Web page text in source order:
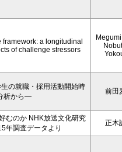
a longitudinal
of challenge stressors
の就職・採用活動開始時
析から―
前田
むのか NHK放送文化研究
年調査データより
正木